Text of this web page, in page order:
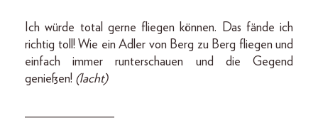
Ich würde total gerne fliegen können. Das fände ich
richtig toll! Wie ein Adler von Berg zu Berg fliegen und
einfach immer runterschauen und die Gegend
genießen! (lacht)
______________